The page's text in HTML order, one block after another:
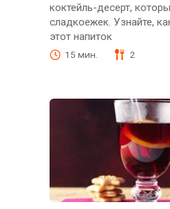
коктейль-десерт,
сладкоежек. Узнайте,
этот напиток
15 мин. 2